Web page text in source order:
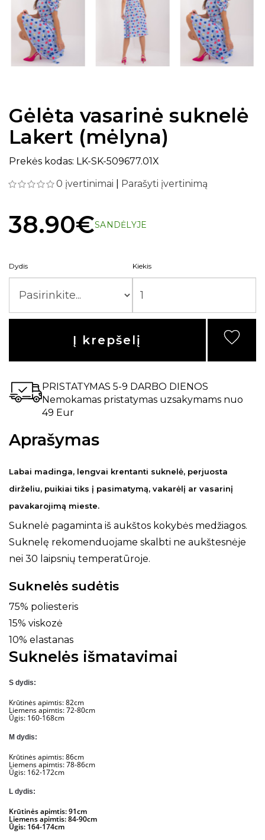
Gėlėta vasarinė suknelė
Lakert (mėlyna)
Prekės kodas: LK-SK-509677.01X
0 įvertinimai
Parašyti įvertinimą
38.90€SANDĖLYJE
Dydis Kiekis
Į krepšelį
PRISTATYMAS 5-9 DARBO DIENOS
Nemokamas pristatymas uzsakymams nuo
49 Eur
Aprašymas
Labai madinga, lengvai krentanti suknelė, perjuosta
dirželiu, puikiai tiks į pasimatymą, vakarėlį ar vasarinį
pavakarojimą mieste.
Suknelė pagaminta iš aukštos kokybės medžiagos.
Suknelę rekomenduojame skalbti ne aukštesnėje
nei 30 laipsnių temperatūroje.
Suknelės sudėtis
75% poliesteris
15% viskozė
10% elastanas
Suknelės išmatavimai
S dydis:
Krūtinės apimtis: 82cm
Liemens apimtis: 72-80cm
Ūgis: 160-168cm
M dydis:
Krūtinės apimtis: 86cm
Liemens apimtis: 78-86cm
Ūgis: 162-172cm
L dydis:
Krūtinės apimtis: 91cm
Liemens apimtis: 84-90cm
Ūgis: 164-174cm